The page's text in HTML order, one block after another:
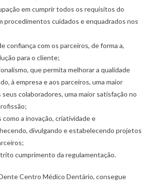
em cumprir todos os requisitos do
procedimentos cuidados e enquadrados nos
confiança com os parceiros, de forma a,
para o cliente;
que permita melhorar a qualidade
à empresa e aos parceiros, uma maior
colaboradores, uma maior satisfação no
a inovação, criatividade e
divulgando e estabelecendo projetos
cumprimento da regulamentação.
Centro Médico Dentário, consegue